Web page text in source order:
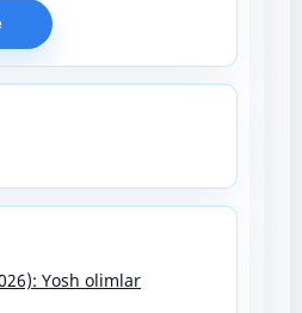
Yosh olimlar